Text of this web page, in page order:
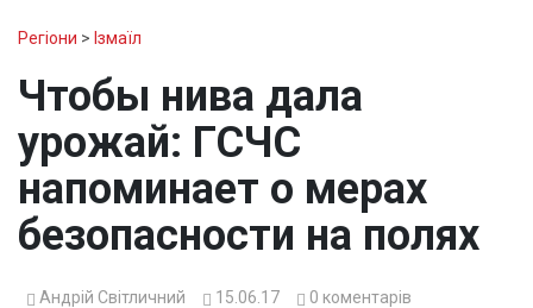
Регіони > Ізмаїл
Чтобы нива дала
урожай: ГСЧС
напоминает о мерах
безопасности на полях
Андрій Світличний 15.06.17 0 коментарів